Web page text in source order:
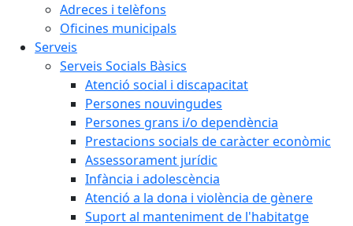
Adreces i telèfons
Oficines municipals
Serveis
Serveis Socials Bàsics
Atenció social i discapacitat
Persones nouvingudes
Persones grans i/o dependència
Prestacions socials de caràcter econòmic
Assessorament jurídic
Infància i adolescència
Atenció a la dona i violència de gènere
Suport al manteniment de l'habitatge